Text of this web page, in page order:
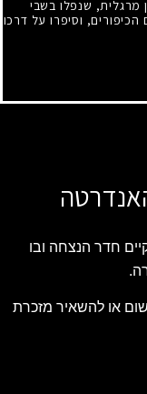
מרגלית, שנפלו בשבי
וסיפרו על דרכו
חדר הנצחה ובו
או להשאיר מזכרת